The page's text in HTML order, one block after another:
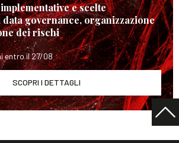
e scelte
governance, organizzazione
dei rischi
entro il 27/08
SCOPRI I DETTAGLI